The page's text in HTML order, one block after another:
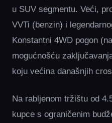
u SUV segmentu. Veći,
VVTi (benzin) i
Konstantni 4WD pogon
mogućnošću
koju većina današnjih
Na rabljenom tržištu od
kupce s ograničenim